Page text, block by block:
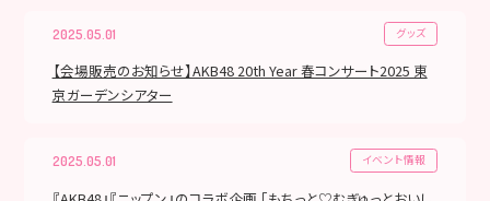
2025.05.01 グッズ
【会場販売のお知らせ】AKB48 20th Year 春コンサート2025 東
京ガーデンシアター
2025.05.01 イベント情報